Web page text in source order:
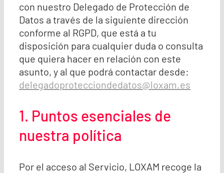
con nuestro Delegado de Protección de
Datos a través de la siguiente dirección
conforme al RGPD, que está a tu
disposición para cualquier duda o consulta
que quiera hacer en relación con este
asunto, y al que podrá contactar desde:
delegadoprotecciondedatos@loxam.es
1. Puntos esenciales de
nuestra política
Por el acceso al Servicio, LOXAM recoge la